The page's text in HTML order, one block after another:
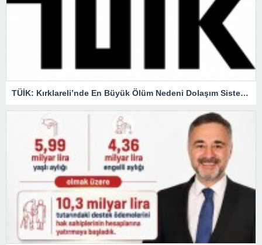
TÜİK: Kırklareli’nde En Büyük Ölüm Nedeni Dolaşım Sistemi Hastalıkları